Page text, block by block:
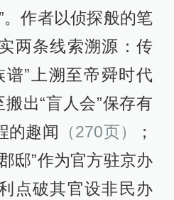
。作者以侦探般的笔
两条线索溯源：传
谱”上溯至帝舜时代
搬出“盲人会”保存有
的趣闻
（270页）
；
邸”作为官方驻京办
点破其官设非民办